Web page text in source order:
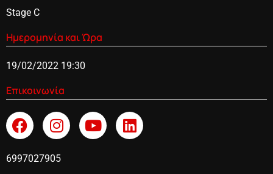
Stage C
Ημερομηνία και Ώρα
19/02/2022 19:30
Επικοινωνία
6997027905